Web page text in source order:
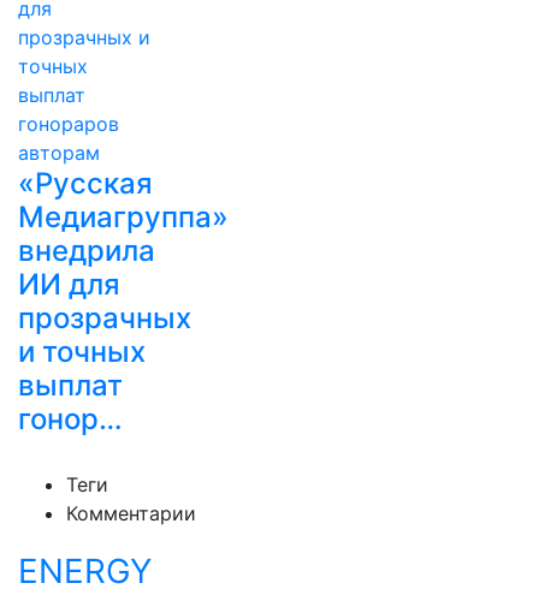
«Русская
Медиагруппа»
внедрила
ИИ для
прозрачных
и точных
выплат
гонор…
Теги
Комментарии
ENERGY